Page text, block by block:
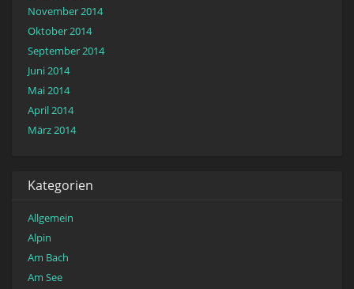
November 2014
Oktober 2014
September 2014
Juni 2014
Mai 2014
April 2014
März 2014
Kategorien
Allgemein
Alpin
Am Bach
Am See